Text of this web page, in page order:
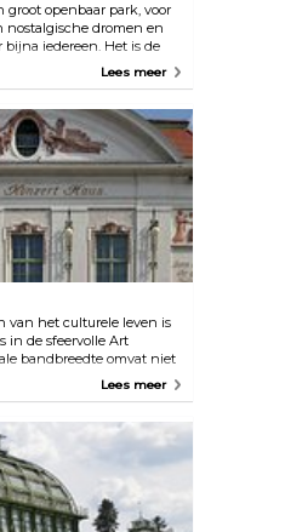
groot openbaar park, voor
nostalgische dromen en
bijna iedereen. Het is de
pretpark en de locatie
de beroemdste
reuzenrad en enkele
hele jaar door geopend.
Lees meer
van het culturele leven is
in de sfeervolle Art
bandbreedte omvat niet
maar varieert ook
programma op hun
elke dag meerdere
een date op een
geïnteresseerd bent
neem dan deel aan
Lees meer